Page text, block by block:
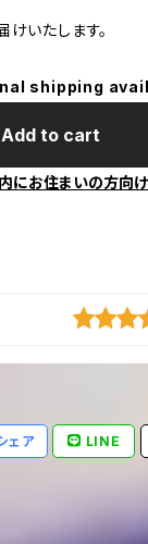
いたします。
shipping
Add to cart
にお住まいの方向け
ェア LINE